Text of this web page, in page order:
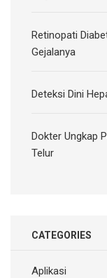
Retinopati
Gejalanya
Deteksi Dini
Dokter Ungkap
Telur
CATEGORIES
Aplikasi